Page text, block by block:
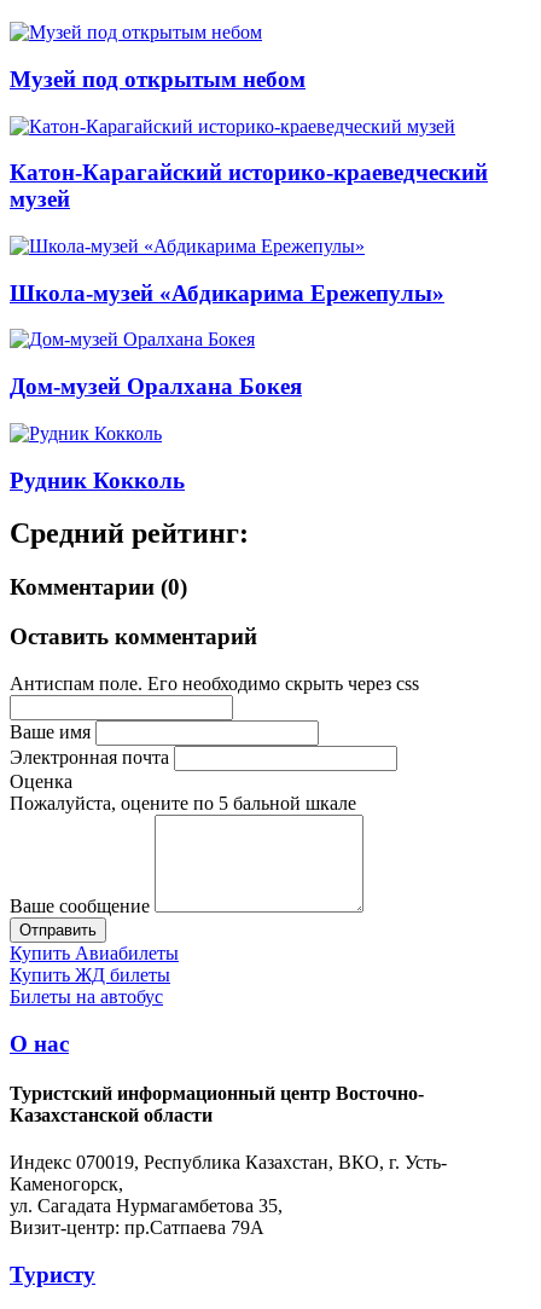
Музей под открытым небом
Катон-Карагайский историко-краеведческий
музей
Школа-музей «Абдикарима Ережепулы»
Дом-музей Оралхана Бокея
Рудник Кокколь
Средний рейтинг:
Комментарии (0)
Оставить комментарий
Антиспам поле. Его необходимо скрыть через css
Ваше имя
Электронная почта
Оценка
Пожалуйста, оцените по 5 бальной шкале
Ваше сообщение
Купить Авиабилеты
Купить ЖД билеты
Билеты на автобус
О нас
Туристский информационный центр Восточно-
Казахстанской области
Индекс 070019, Республика Казахстан, ВКО, г. Усть-
Каменогорск,
ул. Сагадата Нурмагамбетова 35,
Визит-центр: пр.Сатпаева 79А
Туристу